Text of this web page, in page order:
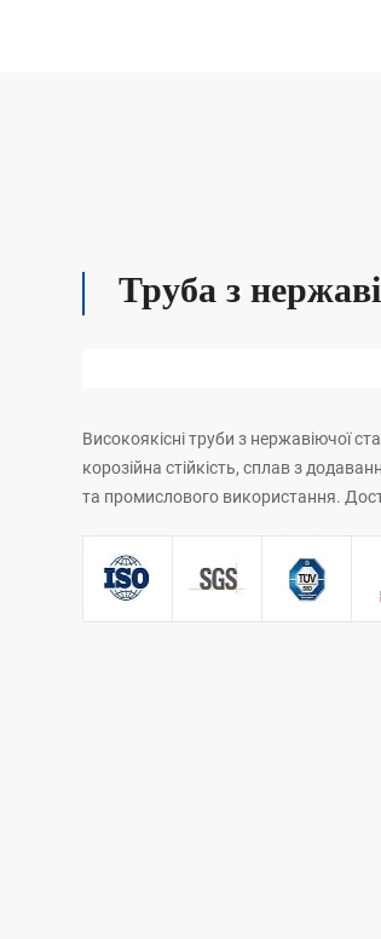
Труба з
Високоякісні труби з нержавіючої
корозійна стійкість, сплав з
та промислового використання.